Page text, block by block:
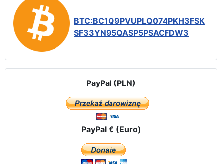
BTC:BC1Q9PVUPLQ074PKH3FSK
SF33YN95QASP5PSACFDW3
PayPal (PLN)
PayPal € (Euro)